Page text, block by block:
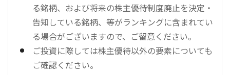
る銘柄、および将来の株主優待制度廃止を決定・
告知している銘柄、等がランキングに含まれてい
る場合がございますので、ご留意ください。
ご投資に際しては株主優待以外の要素についても
ご確認ください。